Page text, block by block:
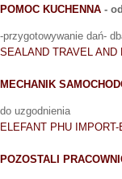
POMOC KUCHENNA -
-przygotowywanie dań-
SEALAND TRAVEL
MECHANIK
do uzgodnienia
ELEFANT PHU
POZOSTALI